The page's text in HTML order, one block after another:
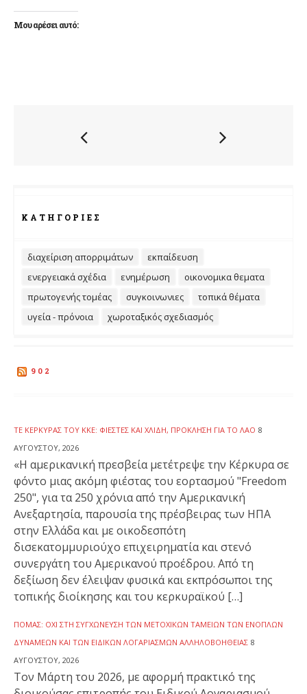
Μου αρέσει αυτό:
ΚΑΤΗΓΟΡΊΕΣ
διαχείριση απορριμάτων
εκπαίδευση
ενεργειακά σχέδια
ενημέρωση
οικονομικα θεματα
πρωτογενής τομέας
συγκοινωνιες
τοπικά θέματα
υγεία - πρόνοια
χωροταξικός σχεδιασμός
902
ΤΕ ΚΈΡΚΥΡΑΣ ΤΟΥ ΚΚΕ: ΦΙΈΣΤΕΣ ΚΑΙ ΧΛΙΔΉ, ΠΡΌΚΛΗΣΗ ΓΙΑ ΤΟ ΛΑΌ 8
ΑΥΓΟΎΣΤΟΥ, 2026
«Η αμερικανική πρεσβεία μετέτρεψε την Κέρκυρα σε
φόντο μιας ακόμη φιέστας του εορτασμού "Freedom
250", για τα 250 χρόνια από την Αμερικανική
Ανεξαρτησία, παρουσία της πρέσβειρας των ΗΠΑ
στην Ελλάδα και με οικοδεσπότη
δισεκατομμυριούχο επιχειρηματία και στενό
συνεργάτη του Αμερικανού προέδρου. Από τη
δεξίωση δεν έλειψαν φυσικά και εκπρόσωποι της
τοπικής διοίκησης και του κερκυραϊκού […]
ΠΟΜΑΣ: ΌΧΙ ΣΤΗ ΣΥΓΧΏΝΕΥΣΗ ΤΩΝ ΜΕΤΟΧΙΚΏΝ ΤΑΜΕΊΩΝ ΤΩΝ ΕΝΌΠΛΩΝ
ΔΥΝΆΜΕΩΝ ΚΑΙ ΤΩΝ ΕΙΔΙΚΏΝ ΛΟΓΑΡΙΑΣΜΏΝ ΑΛΛΗΛΟΒΟΗΘΕΊΑΣ 8
ΑΥΓΟΎΣΤΟΥ, 2026
Τον Μάρτη του 2026, με αφορμή πρακτικό της